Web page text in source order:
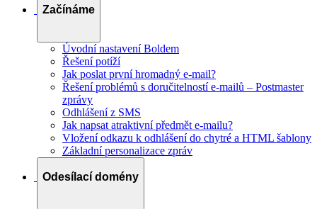
Začínáme
Úvodní nastavení Boldem
Řešení potíží
Jak poslat první hromadný e-mail?
Řešení problémů s doručitelností e-mailů – Postmaster
zprávy
Odhlášení z SMS
Jak napsat atraktivní předmět e-mailu?
Vložení odkazu k odhlášení do chytré a HTML šablony
Základní personalizace zpráv
Odesílací domény